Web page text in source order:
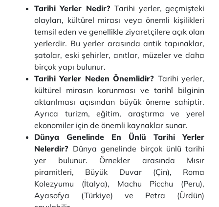
Tarihi Yerler Nedir?Tarihi yerler, geçmişteki
olayları, kültürel mirası veya önemli kişilikleri
temsil eden ve genellikle ziyaretçilere açık olan
yerlerdir. Bu yerler arasında antik tapınaklar,
şatolar, eski şehirler, anıtlar, müzeler ve daha
birçok yapı bulunur.
Tarihi Yerler Neden Önemlidir? Tarihi yerler,
kültürel mirasın korunması ve tarihî bilginin
aktarılması açısından büyük öneme sahiptir.
Ayrıca turizm, eğitim, araştırma ve yerel
ekonomiler için de önemli kaynaklar sunar.
Dünya Genelinde En Ünlü Tarihi Yerler
Nelerdir? Dünya genelinde birçok ünlü tarihi
yer bulunur. Örnekler arasında Mısır
piramitleri, Büyük Duvar (Çin), Roma
Kolezyumu (İtalya), Machu Picchu (Peru),
Ayasofya (Türkiye) ve Petra (Ürdün)